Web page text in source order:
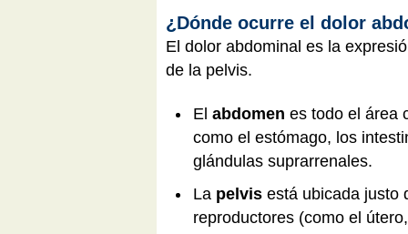
¿Dónde ocurre el dolor
El dolor abdominal es la
de la pelvis.
El abdomen es todo el área
como el estómago, los
glándulas suprarrenales.
La pelvis está ubicada justo
reproductores (como el